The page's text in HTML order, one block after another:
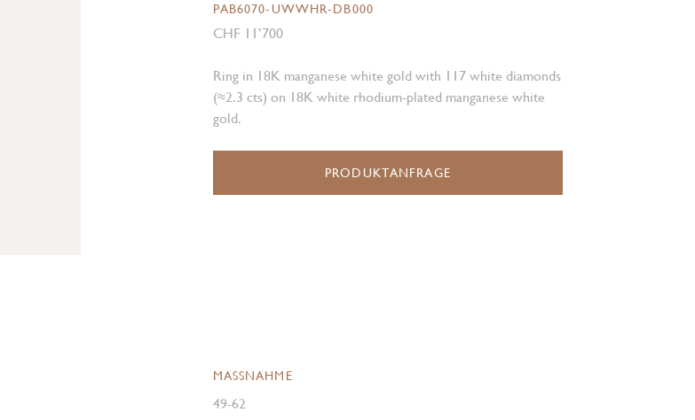
PAB6070-UWWHR-DB000
CHF 11’700
Ring in 18K manganese white gold with 117 white diamonds
(≈2.3 cts) on 18K white rhodium-plated manganese white
gold.
PRODUKTANFRAGE
MASSNAHME
49-62